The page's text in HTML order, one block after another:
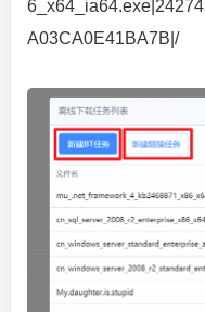
A03CA0E41BA7B|/